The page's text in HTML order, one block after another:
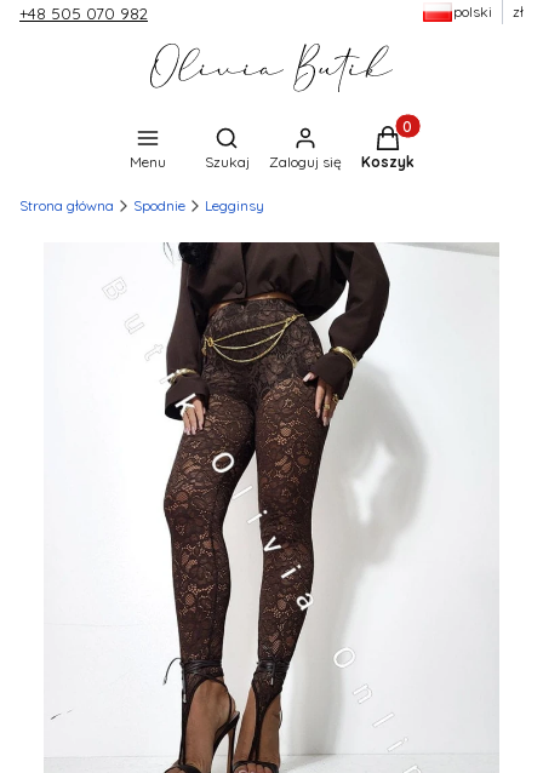
+48 505 070 982 polski zł
Menu
Otwórz wyszukiwarkę
Szukaj Zaloguj się
Produkty w
Koszyk
Strona główna Spodnie Legginsy